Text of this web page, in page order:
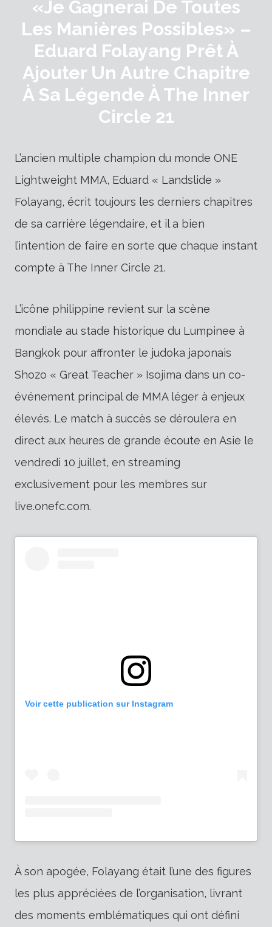
«Je Gagnerai De Toutes
Les Manières Possibles» –
Eduard Folayang Prêt À
Ajouter Un Autre Chapitre
À Sa Légende À The Inner
Circle 21
L’ancien multiple champion du monde ONE
Lightweight MMA, Eduard « Landslide »
Folayang, écrit toujours les derniers chapitres
de sa carrière légendaire, et il a bien
l’intention de faire en sorte que chaque instant
compte à The Inner Circle 21.
L’icône philippine revient sur la scène
mondiale au stade historique du Lumpinee à
Bangkok pour affronter le judoka japonais
Shozo « Great Teacher » Isojima dans un co-
événement principal de MMA léger à enjeux
élevés. Le match à succès se déroulera en
direct aux heures de grande écoute en Asie le
vendredi 10 juillet, en streaming
exclusivement pour les membres sur
live.onefc.com.
Voir cette publication sur Instagram
À son apogée, Folayang était l’une des figures
les plus appréciées de l’organisation, livrant
des moments emblématiques qui ont défini